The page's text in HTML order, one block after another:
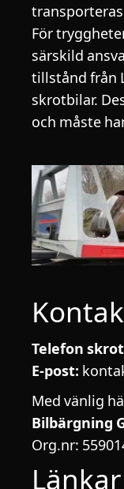
För
särskild
tillstånd från
skrotbilar.
och måste
Telefon
E-post:
Med vänlig
Bilbärgning
Org.nr:
Länkar